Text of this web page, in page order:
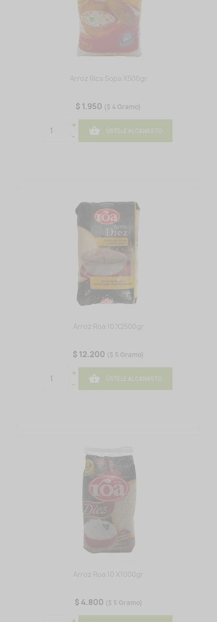
Arroz Rica Sopa X500gr
$ 1.950 ($ 4 Gramo)
+
-
 ÚSTELE AL CANASTO
Arroz Roa 10 X2500gr
$ 12.200 ($ 5 Gramo)
+
-
 ÚSTELE AL CANASTO
Arroz Roa 10 X1000gr
$ 4.800 ($ 5 Gramo)